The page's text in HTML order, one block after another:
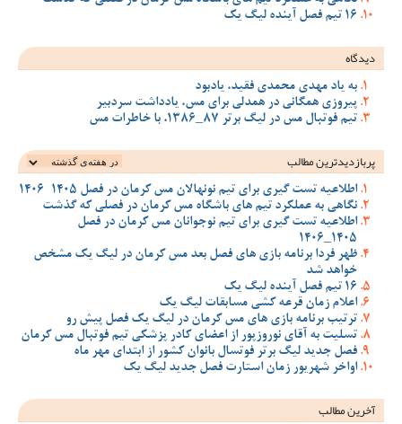
16 تیم فصل آینده لیگ یک
دیدگاه
به یاد مهدی محمدی فقید، یادبود
پیروزی همگانی در همدلی برای مس، یادداشت سردبیر
تیم فوتبال مس در لیگ برتر 87_1386، با خاطرات مس
پربازدیدترین‌ مطالب
اطلاعیه تست گیری برای تیم نونهالان مس کرمان در فصل 1405-1406
نگاهی به عملکرد تیم های باشگاه مس کرمان در فصلی که گذشت
اطلاعیه تست گیری برای تیم نوجوانان مس کرمان در فصل
1405_1406
ظهر فردا برنامه بازی های فصل بعد مس کرمان در لیگ یک مشخص
خواهد شد
16 تیم فصل آینده لیگ یک
اعلام زمان قرعه کشی مسابقات لیگ یک
ترتیب برنامه بازی های مس کرمان در لیگ یک فصل پیش رو
تسلیت به آقای نوروزپور از اعضای کادر پزشکی تیم فوتبال مس کرمان
فصل جدید لیگ برتر فوتسال بانوان کشور از ابتدای مهر ماه
اواخر شهریور زمان استارت فصل جدید لیگ یک
آخرین مطالب